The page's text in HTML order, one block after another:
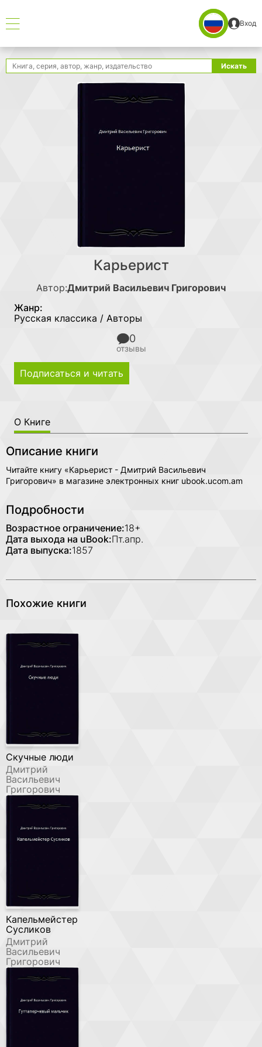
Вход
Поиск Искать
Карьерист
Автор:Дмитрий Васильевич Григорович
Жанр:
Русская классика / Авторы
0
отзывы
Подписаться и читать
О Книге
Описание книги
Читайте книгу «Карьерист - Дмитрий Васильевич
Григорович» в магазине электронных книг ubook.ucom.am
Подробности
Возрастное ограничение:18+
Дата выхода на uBook:Пт.апр.
Дата выпуска:1857
Похожие книги
Скучные люди
Дмитрий
Васильевич
Григорович
Капельмейстер
Сусликов
Дмитрий
Васильевич
Григорович